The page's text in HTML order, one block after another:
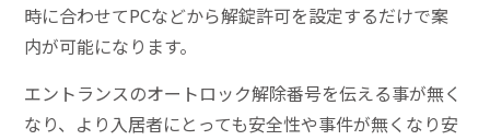
時に合わせてPCなどから解錠許可を設定するだけで案
内が可能になります。
エントランスのオートロック解除番号を伝える事が無く
なり、より入居者にとっても安全性や事件が無くなり安